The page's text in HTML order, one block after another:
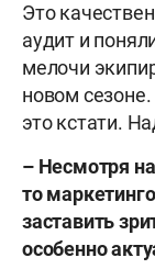
Это
аудит и
мелочи
новом
это кстати.
– Несмотря
то
заставить
особенно